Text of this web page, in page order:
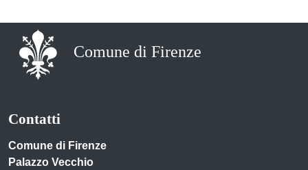
Comune di Firenze
Contatti
Comune di Firenze
Palazzo Vecchio